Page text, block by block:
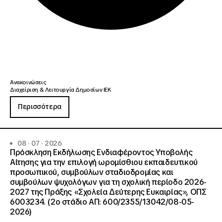
Ανακοινώσεις
Διαχείριση & Λειτουργία Δημοσίων ΙΕΚ
Περισσότερα
08 · 07 · 2026
Πρόσκληση Εκδήλωσης Ενδιαφέροντος Υποβολής
Αίτησης για την επιλογή ωρομίσθιου εκπαιδευτικού
προσωπικού, συμβούλων σταδιοδρομίας και
συμβούλων ψυχολόγων για τη σχολική περίοδο 2026-
2027 της Πράξης «Σχολεία Δεύτερης Ευκαιρίας», ΟΠΣ
6003234. (2ο στάδιο ΑΠ: 600/2355/13042/08-05-
2026)